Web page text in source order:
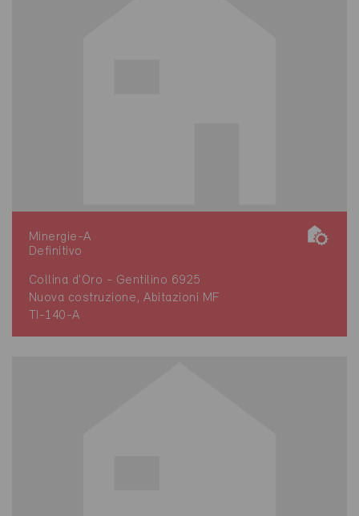
Minergie-A
Definitivo
Collina d'Oro - Gentilino 6925
Nuova costruzione, Abitazioni MF
TI-140-A